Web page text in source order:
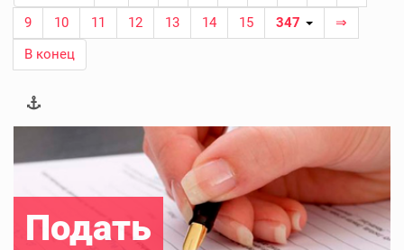
9
10 11 12 13 14 15 347
⇒
В конец
Подать